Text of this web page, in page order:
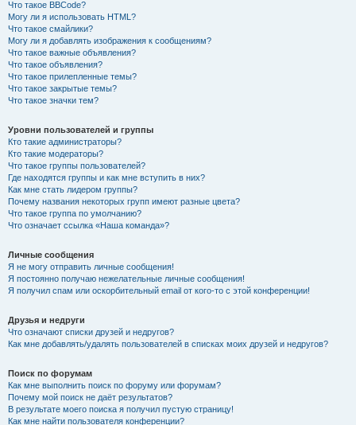
Что такое BBCode?
Могу ли я использовать HTML?
Что такое смайлики?
Могу ли я добавлять изображения к сообщениям?
Что такое важные объявления?
Что такое объявления?
Что такое прилепленные темы?
Что такое закрытые темы?
Что такое значки тем?
Уровни пользователей и группы
Кто такие администраторы?
Кто такие модераторы?
Что такое группы пользователей?
Где находятся группы и как мне вступить в них?
Как мне стать лидером группы?
Почему названия некоторых групп имеют разные цвета?
Что такое группа по умолчанию?
Что означает ссылка «Наша команда»?
Личные сообщения
Я не могу отправить личные сообщения!
Я постоянно получаю нежелательные личные сообщения!
Я получил спам или оскорбительный email от кого-то с этой конференции!
Друзья и недруги
Что означают списки друзей и недругов?
Как мне добавлять/удалять пользователей в списках моих друзей и недругов?
Поиск по форумам
Как мне выполнить поиск по форуму или форумам?
Почему мой поиск не даёт результатов?
В результате моего поиска я получил пустую страницу!
Как мне найти пользователя конференции?